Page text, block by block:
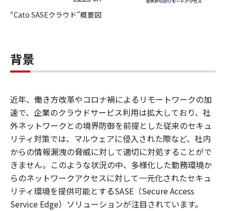
“Cato SASEクラウド”概要図
背景
近年、働き方改革やコロナ禍によるリモートワークの加
速で、企業のクラウドサービス利用は拡大しており、社
外ネットワークとの境界防御を前提とした従来のセキュ
リティ対策では、マルウェアに侵入された際など、社内
からの情報漏洩の脅威に対して適切に対処することがで
きません。このような状況の中、多様化した勤務環境か
らのネットワークアクセスに対して一元化されたセキュ
リティ環境を提供可能とするSASE（Secure Access
Service Edge）ソリューションが注目されています。